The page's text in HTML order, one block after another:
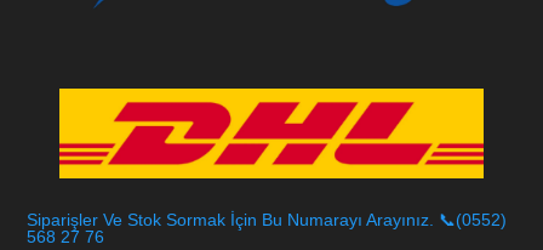
Siparişler Ve Stok Sormak İçin Bu Numarayı Arayınız. 📞(0552)
568 27 76